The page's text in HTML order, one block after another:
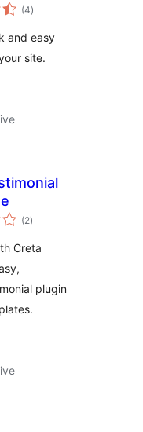
(4valutazioni
totali
)
and easy
site.
(2valutazioni
totali
)
Creta
plugin